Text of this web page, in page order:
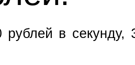
рублей в секунду,